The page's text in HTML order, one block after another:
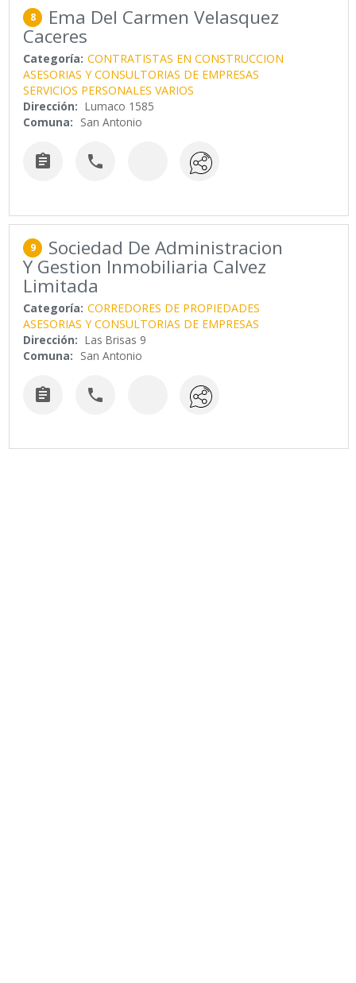
8 Ema Del Carmen Velasquez
Caceres
Categoría: CONTRATISTAS EN CONSTRUCCION
ASESORIAS Y CONSULTORIAS DE EMPRESAS
SERVICIOS PERSONALES VARIOS
Dirección: Lumaco 1585
Comuna: San Antonio
 
9 Sociedad De Administracion
Y Gestion Inmobiliaria Calvez
Limitada
Categoría: CORREDORES DE PROPIEDADES
ASESORIAS Y CONSULTORIAS DE EMPRESAS
Dirección: Las Brisas 9
Comuna: San Antonio
 